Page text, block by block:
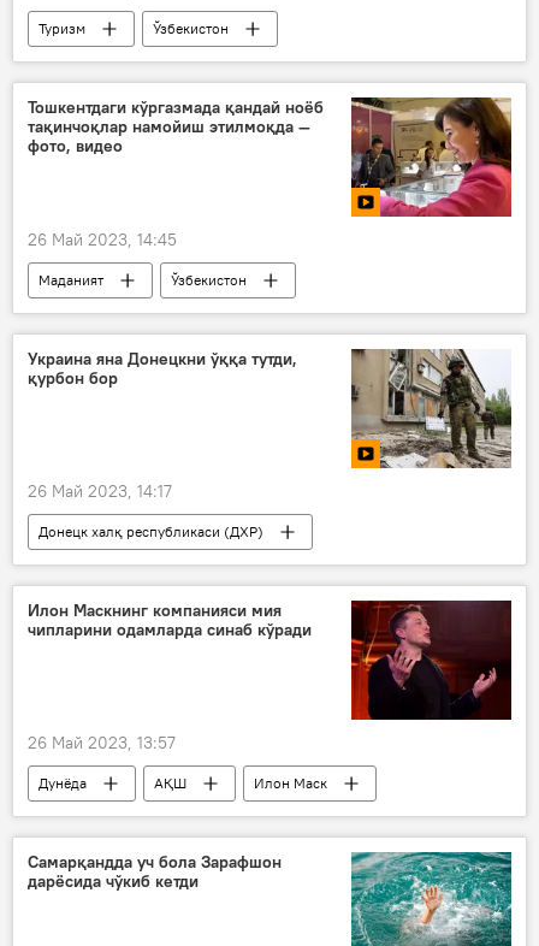
Туризм
Ўзбекистон
Қорақалпоғистон
Мўйноқ тумани
Тошкентдаги кўргазмада қандай ноёб
тақинчоқлар намойиш этилмоқда —
фото, видео
26 Май 2023, 14:45
Маданият
Ўзбекистон
Тошкент
заргарлик буюмлари
Украина яна Донецкни ўққа тутди,
қурбон бор
26 Май 2023, 14:17
Донецк халқ республикаси (ДХР)
Украина
Россия
Илон Маскнинг компанияси мия
чипларини одамларда синаб кўради
26 Май 2023, 13:57
Дунёда АҚШ Илон Маск
Самарқандда уч бола Зарафшон
дарёсида чўкиб кетди